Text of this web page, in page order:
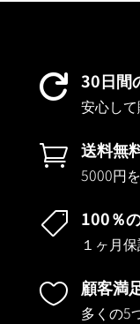
 30日間
安心して
 送料無
5000円
 100％
１ヶ月
 顧客満
多くの5